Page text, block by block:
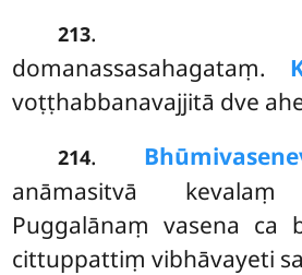
213.
domanassasahagataṃ.
voṭṭhabbanavajjitā dve
214.
anāmasitvā kevalaṃ
Puggalānaṃ vasena ca
cittuppattiṃ vibhāvayeti